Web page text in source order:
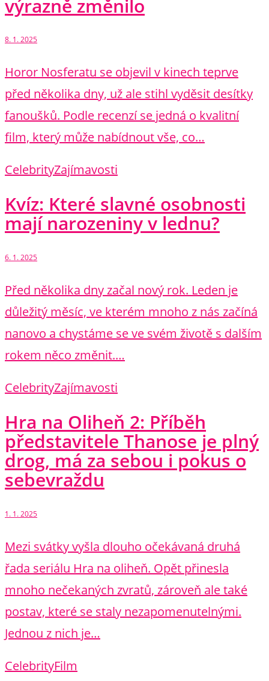
výrazně změnilo
8. 1. 2025
Horor Nosferatu se objevil v kinech teprve
před několika dny, už ale stihl vyděsit desítky
fanoušků. Podle recenzí se jedná o kvalitní
film, který může nabídnout vše, co…
CelebrityZajímavosti
Kvíz: Které slavné osobnosti
mají narozeniny v lednu?
6. 1. 2025
Před několika dny začal nový rok. Leden je
důležitý měsíc, ve kterém mnoho z nás začíná
nanovo a chystáme se ve svém životě s dalším
rokem něco změnit.…
CelebrityZajímavosti
Hra na Oliheň 2: Příběh
představitele Thanose je plný
drog, má za sebou i pokus o
sebevraždu
1. 1. 2025
Mezi svátky vyšla dlouho očekávaná druhá
řada seriálu Hra na oliheň. Opět přinesla
mnoho nečekaných zvratů, zároveň ale také
postav, které se staly nezapomenutelnými.
Jednou z nich je…
CelebrityFilm